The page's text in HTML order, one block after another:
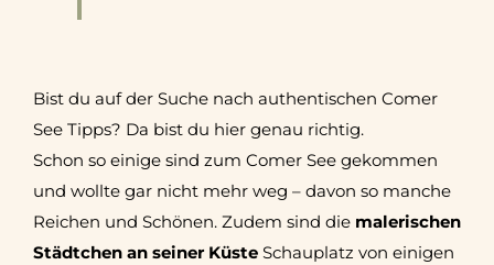
Bist du auf der Suche nach authentischen Comer
See Tipps? Da bist du hier genau richtig.
Schon so einige sind zum Comer See gekommen
und wollte gar nicht mehr weg – davon so manche
Reichen und Schönen. Zudem sind die malerischen
Städtchen an seiner KüsteSchauplatz von einigen